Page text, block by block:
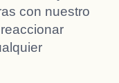
con nuestro